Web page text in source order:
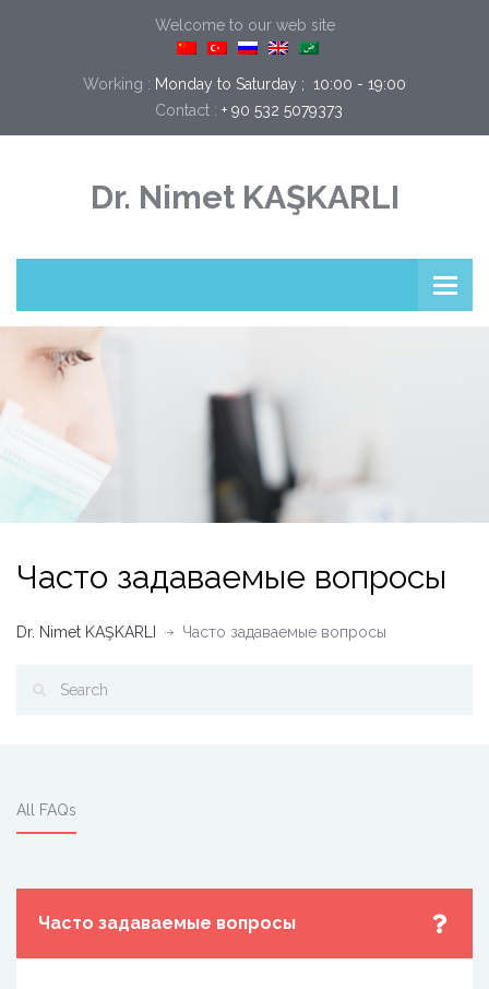
Welcome to our web site
Working : Monday to Saturday ;  10:00 - 19:00
Contact : + 90 532 5079373
Dr. Nimet KAŞKARLI
Часто задаваемые вопросы
Dr. Nimet KAŞKARLI Часто задаваемые вопросы
All FAQs
Часто задаваемые вопросы